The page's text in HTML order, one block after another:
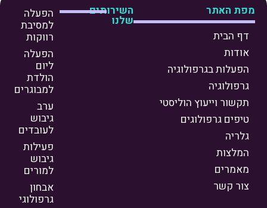
מפת האתר
דף הבית
אודות
הפעלות בגרפולוגיה
גרפולוגיה
תקשור וייעוץ הוליסטי
טיפים גרפולוגים
גלריה
המלצות
מאמרים
צור קשר
השירותים
שלנו
הפעלה
למסיבת
רווקות
הפעלה
ליום
הולדת
למבוגרים
ערב
גיבוש
לעובדים
פעילות
גיבוש
למורים
אבחון
גרפולוגי